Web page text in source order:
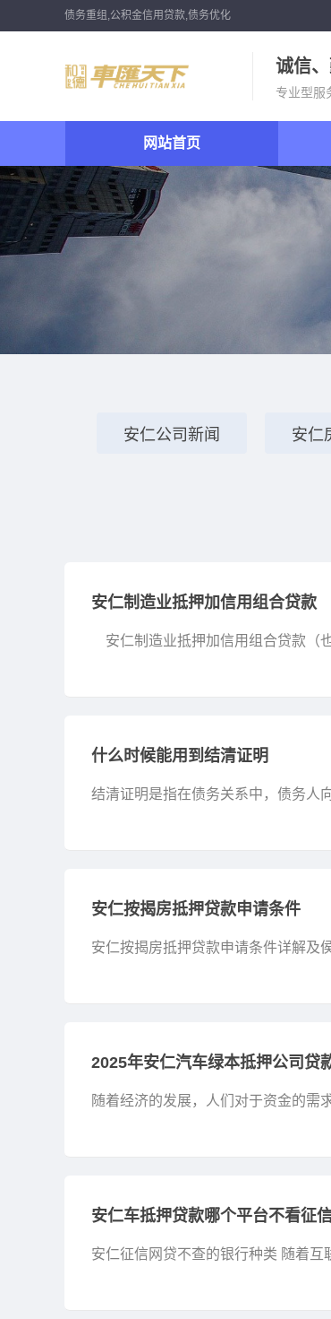
债务重组,公积金信用贷款,债务优化
诚信
专业型服
网站首页
安仁公司新闻 安仁
安仁制造业抵押加信用组合贷款
安仁制造业抵押加信用组合贷款（
什么时候能用到结清证明
结清证明是指在债务关系中，债务人
安仁按揭房抵押贷款申请条件
安仁按揭房抵押贷款申请条件详解及
2025年安仁汽车绿本抵押公司贷
随着经济的发展，人们对于资金的需
安仁车抵押贷款哪个平台不看征
安仁征信网贷不查的银行种类 随着